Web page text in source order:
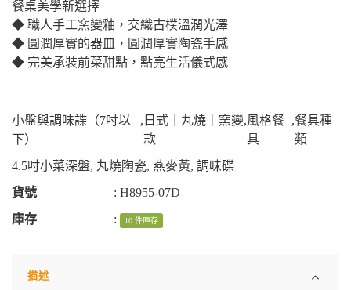
餐桌美學新選擇
◆ 職人手工窯變釉，交織古樸溫潤光澤
◆ 圓潤厚實的器皿，圓潤厚實陶瓷手感
◆ 完美承裝前菜甜點，點亮生活儀式感
小盤與調味諜（7吋以
下）
, 日式｜丸燒｜窯變
款
,風格餐
具
,餐具種
類
4.5吋小菜深盤, 丸燒陶瓷, 燕麥黃, 調味碟
貨號
: H8955-07D
庫存
: 10 件庫存
描述